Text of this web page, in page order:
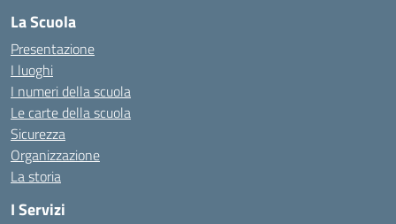
La Scuola
Presentazione
I luoghi
I numeri della scuola
Le carte della scuola
Sicurezza
Organizzazione
La storia
I Servizi